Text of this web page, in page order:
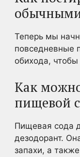
Теперь мы
повседневные
обихода,
Как
пищевой
Пищевая сода
дезодорант.
запахи, а